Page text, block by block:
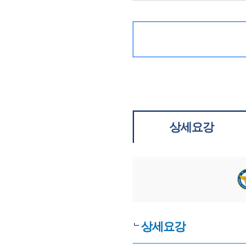
상세요강
상세요강